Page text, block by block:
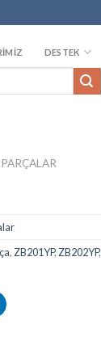
DESTEK
,ZB201YP,ZB202YP,